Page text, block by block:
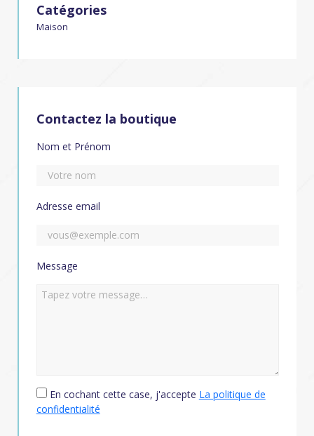
Catégories
Maison
Contactez la boutique
Nom et Prénom
Adresse email
Message
En cochant cette case, j'accepte La politique de
confidentialité